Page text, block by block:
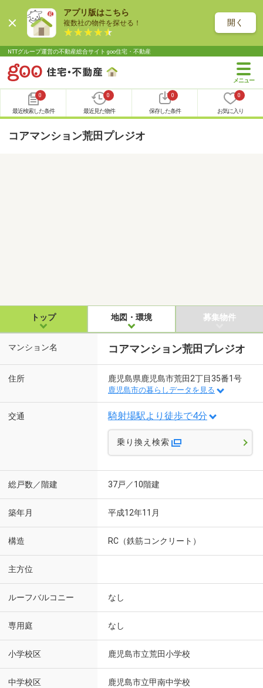
アプリ版はこちら
複数社の物件を探せる！ 開く
NTTグループ運営の不動産総合サイト goo住宅・不動産
0
最近検索した条件
0
最近見た物件
0
保存した条件
0
お気に入り
コアマンション荒田プレジオ
トップ 地図・環境 募集物件
マンション名 コアマンション荒田プレジオ
住所 鹿児島県鹿児島市荒田2丁目35番1号
鹿児島市の暮らしデータを見る
交通 騎射場駅より徒歩で4分
乗り換え検索
総戸数／階建 37戸／10階建
築年月 平成12年11月
構造 RC（鉄筋コンクリート）
主方位
ルーフバルコニー なし
専用庭 なし
小学校区 鹿児島市立荒田小学校
中学校区 鹿児島市立甲南中学校